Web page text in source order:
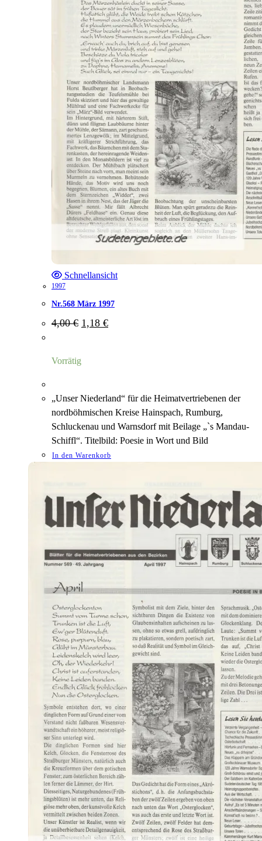
Schnellansicht
1997
Nr.568 März 1997
4,00€ Ursprünglicher
Preis
1,18 €Aktueller
Vorrätig
„Unser Niederland“ für die Heimatvertriebenen der
nordböhmischen Kreise Hainspach, Rumburg,
Schluckenau und Warnsdorf mit Beilage „`s Mandau-
Schiffl“. Titelbild: Poesie in Wort und Bild
In den Warenkorb